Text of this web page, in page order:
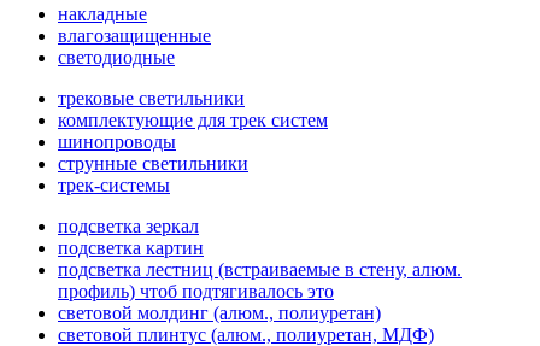
накладные
влагозащищенные
светодиодные
трековые светильники
комплектующие для трек систем
шинопроводы
струнные светильники
трек-системы
подсветка зеркал
подсветка картин
подсветка лестниц (встраиваемые в стену, алюм.
профиль) чтоб подтягивалось это
световой молдинг (алюм., полиуретан)
световой плинтус (алюм., полиуретан, МДФ)